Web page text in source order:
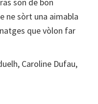
ne sòrt una aimabla
que vòlon far
Caroline Dufau,